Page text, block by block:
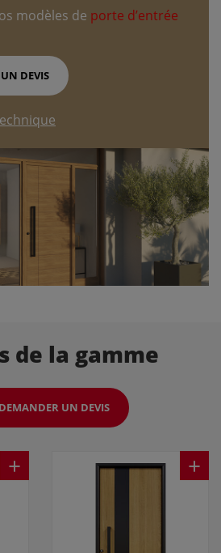
modèles de porte d’entrée
DEVIS
de la gamme
DEMANDER UN DEVIS
+ +